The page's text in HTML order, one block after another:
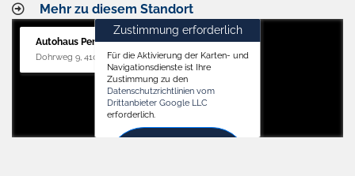
Mehr zu diesem Standort
Autohaus Penders (Service)
Dohrweg 9, 41066 Mönchengladbach
Zustimmung erforderlich
Für die Aktivierung der Karten- und
Navigationsdienste ist Ihre
Zustimmung zu den
Datenschutzrichtlinien vom
Drittanbieter Google LLC
erforderlich.